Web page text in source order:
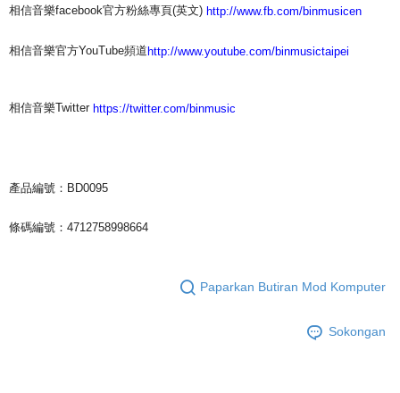
相信音樂facebook官方粉絲專頁(英文) http://www.fb.com/binmusicen
相信音樂官方YouTube頻道http://www.youtube.com/binmusictaipei
相信音樂Twitter https://twitter.com/binmusic
產品編號：BD0095
條碼編號：4712758998664
Paparkan Butiran Mod Komputer
Sokongan